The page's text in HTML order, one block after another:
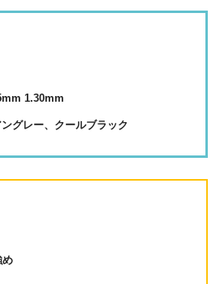
1.30mm
グレー、クールブラック
め